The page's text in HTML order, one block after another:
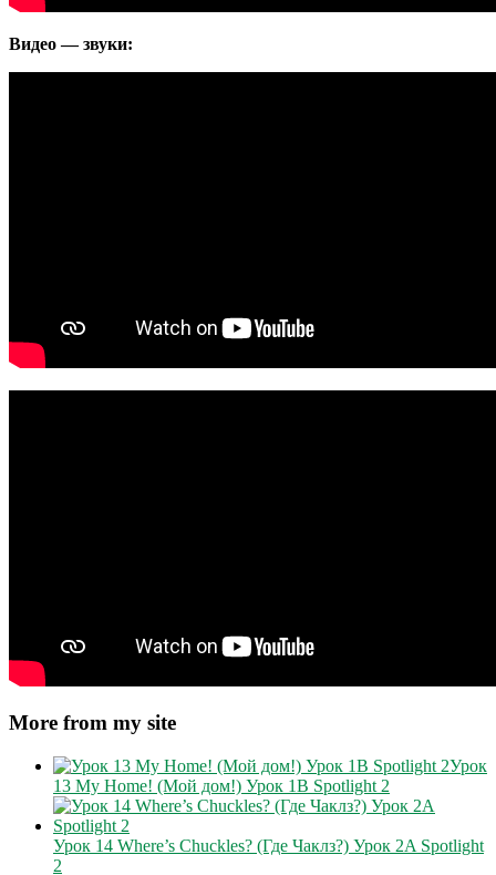
Видео — звуки:
More from my site
Урок
13 My Home! (Мой дом!) Урок 1B Spotlight 2
Урок 14 Where’s Chuckles? (Где Чаклз?) Урок 2A Spotlight
2